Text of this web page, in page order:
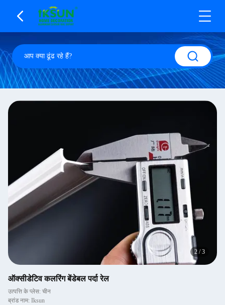
2 /3
ऑक्सीडेटिव कलरिंग बेंडेबल पर्दा रेल
उत्पत्ति के प्लेस: चीन
ब्रांड नाम: Iksun